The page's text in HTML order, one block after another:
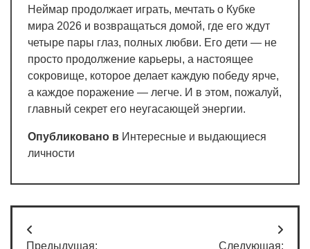
Неймар продолжает играть, мечтать о Кубке
мира 2026 и возвращаться домой, где его ждут
четыре пары глаз, полных любви. Его дети — не
просто продолжение карьеры, а настоящее
сокровище, которое делает каждую победу ярче,
а каждое поражение — легче. И в этом, пожалуй,
главный секрет его неугасающей энергии.
Опубликовано в Интересные и выдающиеся
личности
Навигация
Предыдущая:
Следующая: